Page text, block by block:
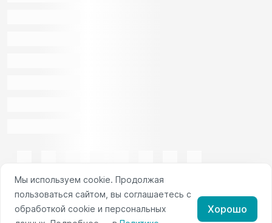
Мы используем cookie. Продолжая
пользоваться сайтом, вы соглашаетесь с
обработкой cookie и персональных
Хорошо